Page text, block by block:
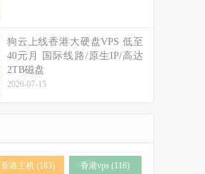
狗云上线香港大硬盘VPS 低至
40元月 国际线路/原生IP/高达
2TB磁盘
2026-07-15
香港主机 (183) 香港vps (116)